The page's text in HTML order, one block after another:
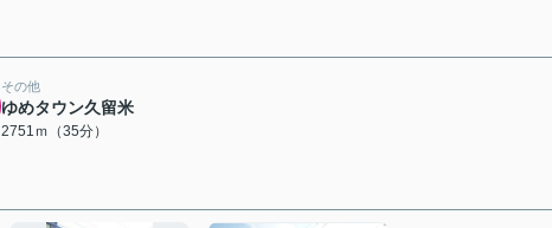
その他
ゆめタウン久留米
2751ｍ（35分）